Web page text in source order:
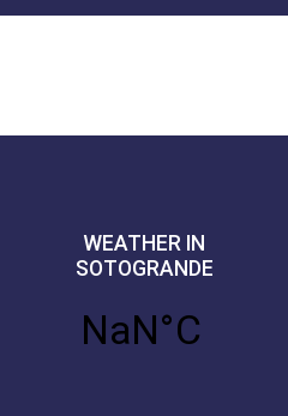
WEATHER IN
SOTOGRANDE